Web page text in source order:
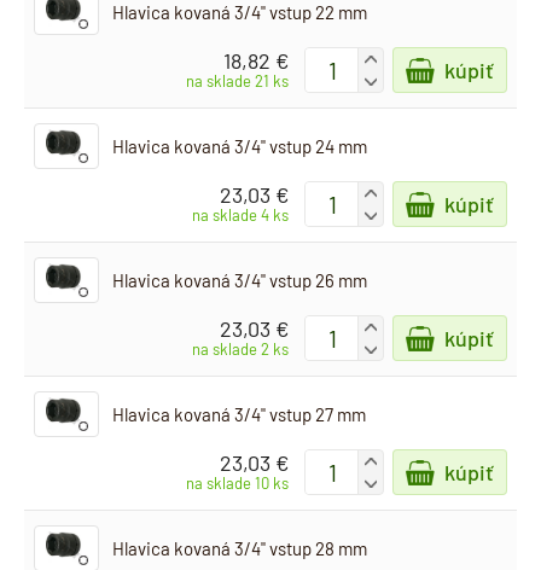
Hlavica kovaná 3/4" vstup 22 mm
18,82 €
na sklade 21 ks
+
-
kúpiť
Hlavica kovaná 3/4" vstup 24 mm
23,03 €
na sklade 4 ks
+
-
kúpiť
Hlavica kovaná 3/4" vstup 26 mm
23,03 €
na sklade 2 ks
+
-
kúpiť
Hlavica kovaná 3/4" vstup 27 mm
23,03 €
na sklade 10 ks
+
-
kúpiť
Hlavica kovaná 3/4" vstup 28 mm